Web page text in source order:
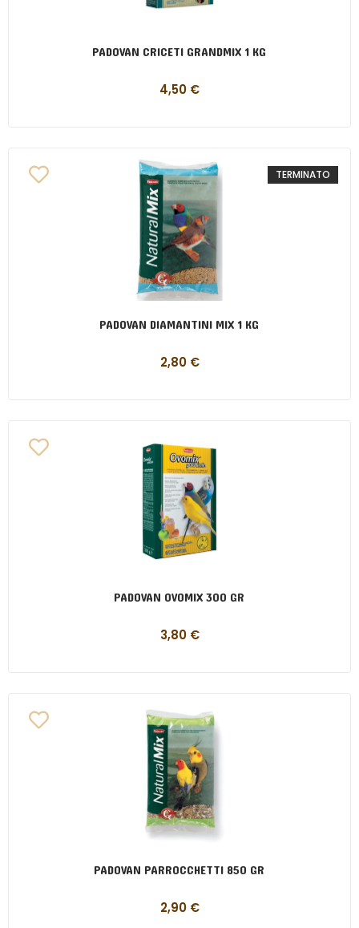
PADOVAN CRICETI GRANDMIX 1 KG
4,50 €
TERMINATO
PADOVAN DIAMANTINI MIX 1 KG
2,80 €
PADOVAN OVOMIX 300 GR
3,80 €
PADOVAN PARROCCHETTI 850 GR
2,90 €